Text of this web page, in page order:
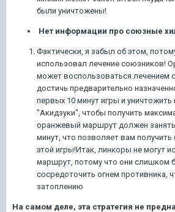
были уничтожены!
Нет информации про союзные
Фактически, я забыл об этом,
использовал лечение союзников!
может воспользоваться лечением
достичь предварительно
первых 10 минут игры и уничтожить
"Акидзуки", чтобы получить
оранжевый маршрут должен
минут, что позволяет вам
этой игры!Итак, линкоры не могут
маршрут, потому что они слишком
сосредоточить огнем противника,
затоплению
На самом деле, эта стратегия не